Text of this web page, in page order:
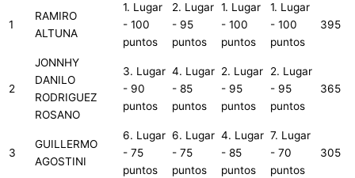
1
RAMIRO
ALTUNA
1. Lugar
- 100
puntos
2. Lugar
- 95
puntos
1. Lugar
- 100
puntos
1. Lugar
- 100
puntos
395
2
JONNHY
DANILO
RODRIGUEZ
ROSANO
3. Lugar
- 90
puntos
4. Lugar
- 85
puntos
2. Lugar
- 95
puntos
2. Lugar
- 95
puntos
365
3
GUILLERMO
AGOSTINI
6. Lugar
- 75
puntos
6. Lugar
- 75
puntos
4. Lugar
- 85
puntos
7. Lugar
- 70
puntos
305